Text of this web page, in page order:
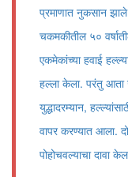
प्रमाणात नुकसान झाले
चकमकीतील ५०
एकमेकांच्या हवाई
हल्ला केला. परंतु आता
युद्धादरम्यान,
वापर करण्यात आला.
पोहोचवल्याचा दावा